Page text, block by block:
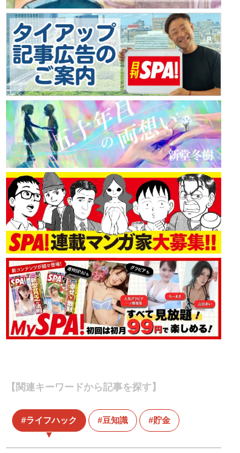
【関連キーワードから記事を探す】
ライフハック 豆知識 貯金